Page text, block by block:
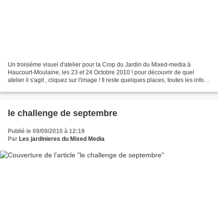
Un troisième visuel d'atelier pour la Crop du Jardin du Mixed-media à
Haucourt-Moulaine, les 23 et 24 Octobre 2010 ! pour découvrir de quel
atelier il s'agit , cliquez sur l'image ! Il reste quelques places, toutes les infos
le challenge de septembre
Publié le 09/09/2010 à 12:19
Par Les jardinieres du Mixed Media